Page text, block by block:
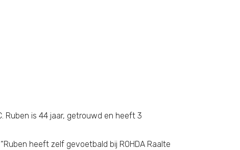
Ruben is 44 jaar, getrouwd en heeft 3
heeft zelf gevoetbald bij ROHDA Raalte